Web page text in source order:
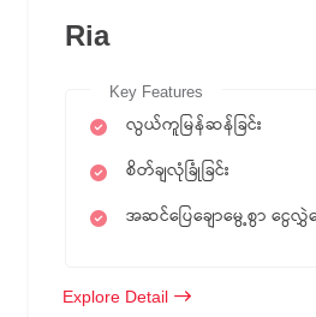
Ria
Key Features
လွယ်ကူမြန်ဆန်ခြင်း
စိတ်ချလုံခြုံခြင်း
အဆင်ပြေချောမွေ့‌စွာ ငွေလွှဲပ
Explore Detail